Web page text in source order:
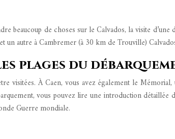
beaucoup de choses sur le Calvados, la visite
un autre à Cambremer (à 30 km de Trouville)
plages du
visitées. À Caen, vous avez également le
vous pouvez lire une introduction
Guerre mondiale.